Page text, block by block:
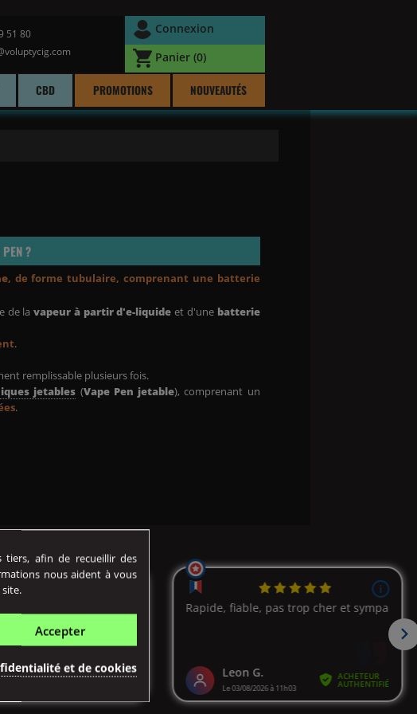
51 80
Connexion
Panier (0)
CBD PROMOTIONS NOUVEAUTÉS
?
, de forme tubulaire, comprenant une batterie
de lavapeur à partir d'e-liquide et d'une batterie
.
remplissable plusieurs fois.
jetables (Vape Pen jetable), comprenant un
.
tiers, afin de recueillir des
nous aident à vous
Accepter
et de cookies